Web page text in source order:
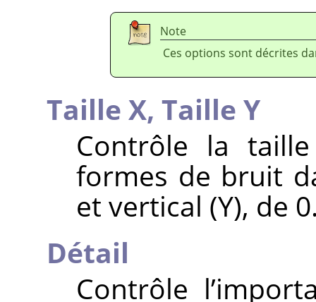
Note
Ces options sont décrites
Taille X, Taille Y
Contrôle la
formes de bruit
et vertical (Y), de
Détail
Contrôle